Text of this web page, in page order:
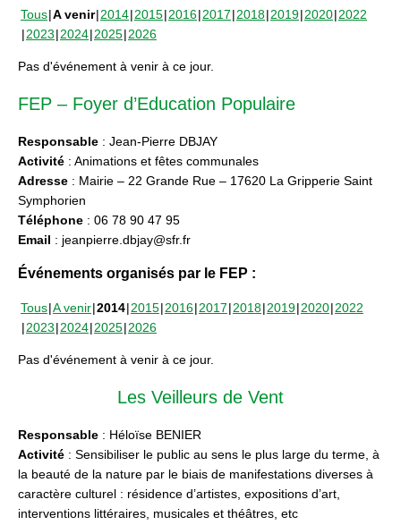
Tous A venir 2014 2015 2016 2017 2018 2019 2020 2022
2023 2024 2025 2026
Pas d'événement à venir à ce jour.
FEP – Foyer d’Education Populaire
Responsable : Jean-Pierre DBJAY
Activité : Animations et fêtes communales
Adresse : Mairie – 22 Grande Rue – 17620 La Gripperie Saint
Symphorien
Téléphone : 06 78 90 47 95
Email : jeanpierre.dbjay@sfr.fr
Événements organisés par le FEP :
Tous A venir 2014 2015 2016 2017 2018 2019 2020 2022
2023 2024 2025 2026
Pas d'événement à venir à ce jour.
Les Veilleurs de Vent
Responsable : Héloïse BENIER
Activité : Sensibiliser le public au sens le plus large du terme, à
la beauté de la nature par le biais de manifestations diverses à
caractère culturel : résidence d’artistes, expositions d’art,
interventions littéraires, musicales et théâtres, etc